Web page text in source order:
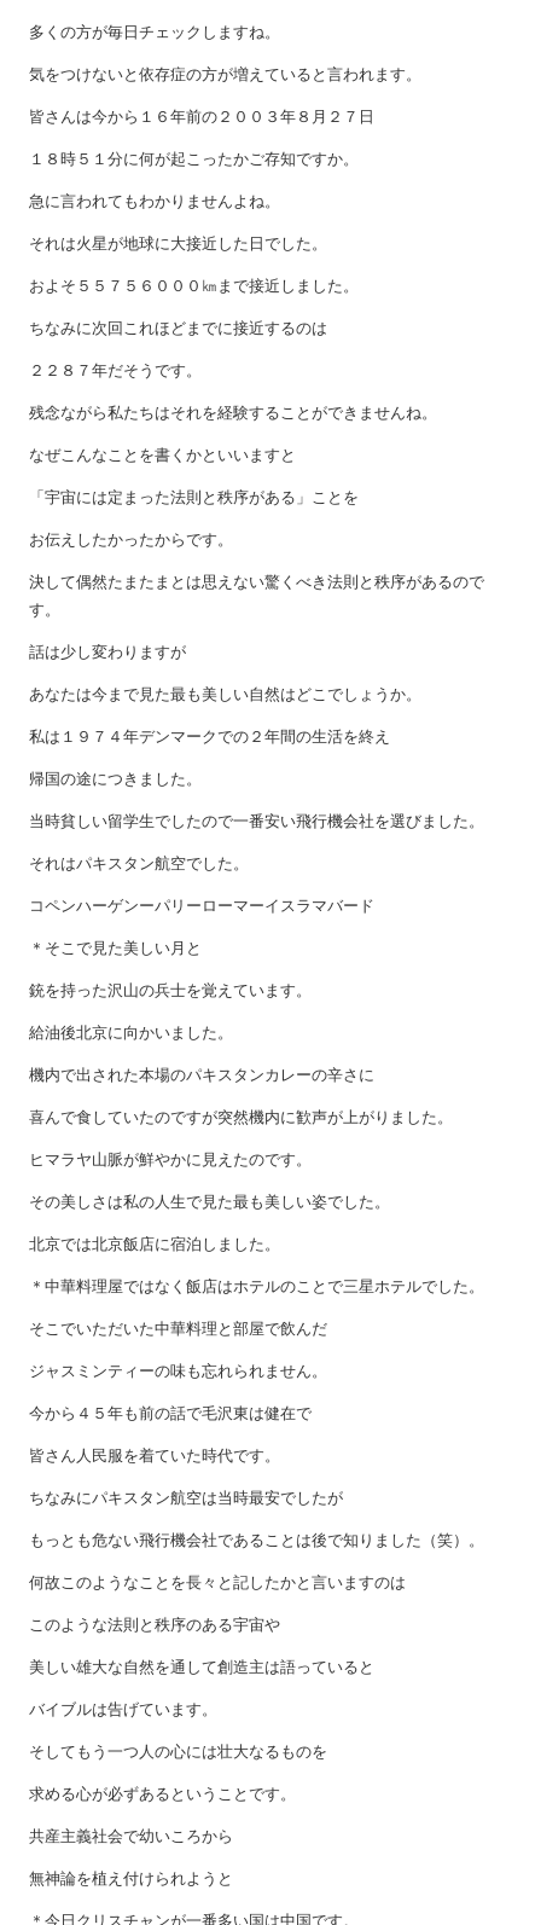
多くの方が毎日チェックしますね。
気をつけないと依存症の方が増えていると言われます。
皆さんは今から１６年前の２００３年８月２７日
１８時５１分に何が起こったかご存知ですか。
急に言われてもわかりませんよね。
それは火星が地球に大接近した日でした。
およそ５５７５６０００㎞まで接近しました。
ちなみに次回これほどまでに接近するのは
２２８７年だそうです。
残念ながら私たちはそれを経験することができませんね。
なぜこんなことを書くかといいますと
「宇宙には定まった法則と秩序がある」ことを
お伝えしたかったからです。
決して偶然たまたまとは思えない驚くべき法則と秩序があるので
す。
話は少し変わりますが
あなたは今まで見た最も美しい自然はどこでしょうか。
私は１９７４年デンマークでの２年間の生活を終え
帰国の途につきました。
当時貧しい留学生でしたので一番安い飛行機会社を選びました。
それはパキスタン航空でした。
コペンハーゲンーパリーローマーイスラマバード
＊そこで見た美しい月と
銃を持った沢山の兵士を覚えています。
給油後北京に向かいました。
機内で出された本場のパキスタンカレーの辛さに
喜んで食していたのですが突然機内に歓声が上がりました。
ヒマラヤ山脈が鮮やかに見えたのです。
その美しさは私の人生で見た最も美しい姿でした。
北京では北京飯店に宿泊しました。
＊中華料理屋ではなく飯店はホテルのことで三星ホテルでした。
そこでいただいた中華料理と部屋で飲んだ
ジャスミンティーの味も忘れられません。
今から４５年も前の話で毛沢東は健在で
皆さん人民服を着ていた時代です。
ちなみにパキスタン航空は当時最安でしたが
もっとも危ない飛行機会社であることは後で知りました（笑）。
何故このようなことを長々と記したかと言いますのは
このような法則と秩序のある宇宙や
美しい雄大な自然を通して創造主は語っていると
バイブルは告げています。
そしてもう一つ人の心には壮大なるものを
求める心が必ずあるということです。
共産主義社会で幼いころから
無神論を植え付けられようと
＊今日クリスチャンが一番多い国は中国です。